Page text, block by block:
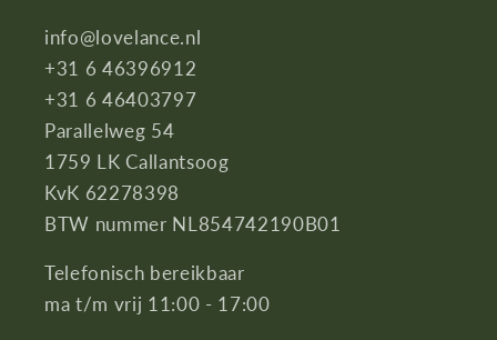
info@lovelance.nl
+31 6 46396912
+31 6 46403797
Parallelweg 54
1759 LK Callantsoog
KvK 62278398
BTW nummer NL854742190B01
Telefonisch bereikbaar
ma t/m vrij 11:00 - 17:00